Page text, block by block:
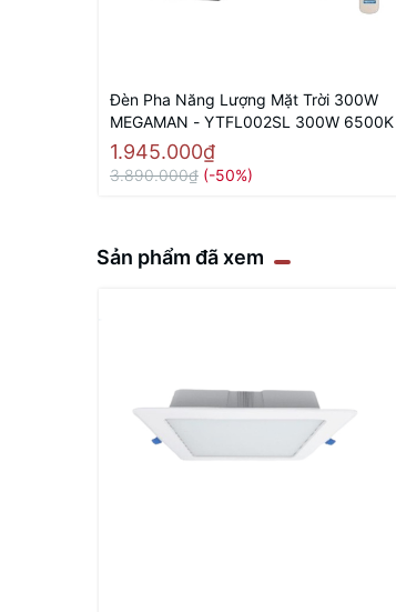
Đèn Pha Năng Lượng Mặt Trời 300W
MEGAMAN - YTFL002SL 300W 6500K
1.945.000₫
3.890.000₫ (-50%)
Sản phẩm đã xem